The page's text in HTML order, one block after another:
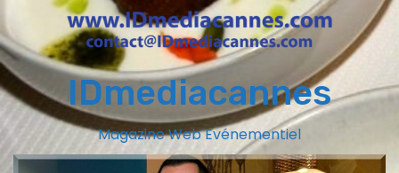
IDmediacannes
Magazine Web Evénementiel